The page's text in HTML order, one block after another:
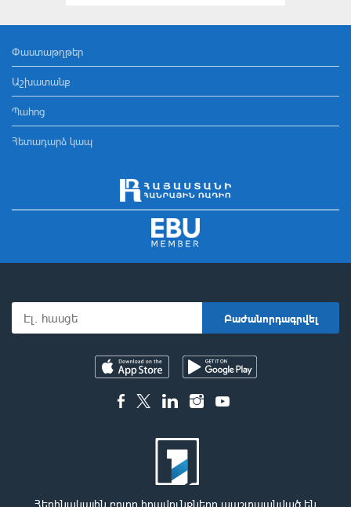
Փաստաթղթեր
Աշխատանք
Պահոց
Հետադարձ կապ
Հեղինակային բոլոր իրավունքները պաշտպանված են